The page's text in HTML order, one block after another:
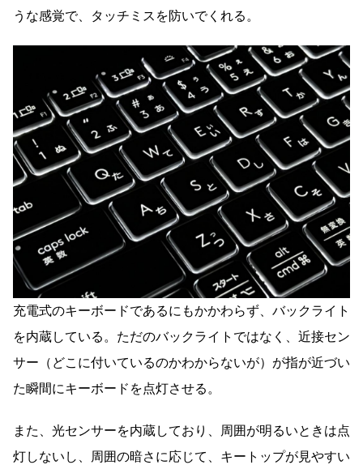
うな感覚で、タッチミスを防いでくれる。
充電式のキーボードであるにもかかわらず、バックライト
を内蔵している。ただのバックライトではなく、近接セン
サー（どこに付いているのかわからないが）が指が近づい
た瞬間にキーボードを点灯させる。
また、光センサーを内蔵しており、周囲が明るいときは点
灯しないし、周囲の暗さに応じて、キートップが見やすい